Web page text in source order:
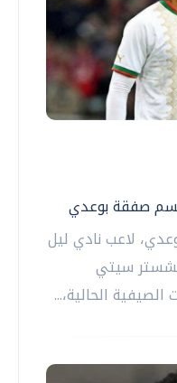
صفقة بوعدي
لاعب نادي ليل
سيتي
الصيفية الحالية،...